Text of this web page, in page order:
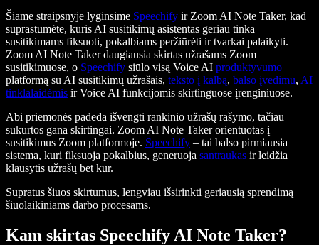
Šiame straipsnyje lyginsime Speechify ir Zoom AI Note Taker, kad
suprastumėte, kuris AI susitikimų asistentas geriau tinka
susitikimams fiksuoti, pokalbiams peržiūrėti ir tvarkai palaikyti.
Zoom AI Note Taker daugiausia skirtas užrašams Zoom
susitikimuose, o Speechify siūlo visą Voice AI produktyvumo
platformą su AI susitikimų užrašais, teksto į kalbą, balso įvedimu, AI
tinklalaidėmis ir Voice AI funkcijomis skirtinguose įrenginiuose.
Abi priemonės padeda išvengti rankinio užrašų rašymo, tačiau
sukurtos gana skirtingai. Zoom AI Note Taker orientuotas į
susitikimus Zoom platformoje. Speechify – tai balso pirmiausia
sistema, kuri fiksuoja pokalbius, generuoja santraukas ir leidžia
klausytis užrašų bet kur.
Supratus šiuos skirtumus, lengviau išsirinkti geriausią sprendimą
šiuolaikiniams darbo procesams.
Kam skirtas Speechify AI Note Taker?